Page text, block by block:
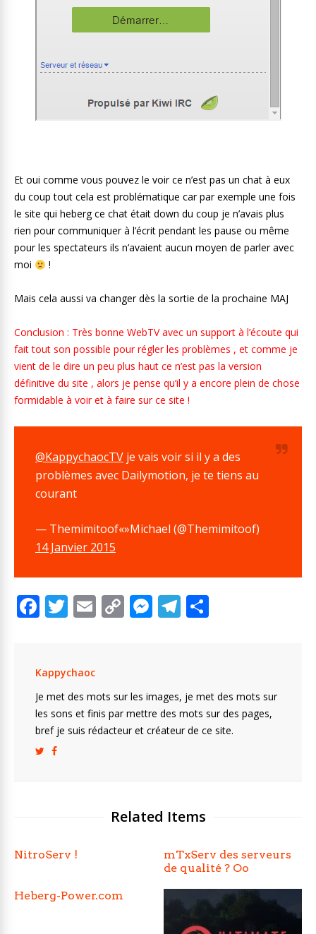
Et oui comme vous pouvez le voir ce n’est pas un chat à eux
du coup tout cela est problématique car par exemple une fois
le site qui heberg ce chat était down du coup je n’avais plus
rien pour communiquer à l’écrit pendant les pause ou même
pour les spectateurs ils n’avaient aucun moyen de parler avec
moi
!
Mais cela aussi va changer dès la sortie de la prochaine MAJ
Conclusion : Très bonne WebTV avec un support à l’écoute qui
fait tout son possible pour régler les problèmes , et comme je
vient de le dire un peu plus haut ce n’est pas la version
définitive du site , alors je pense qu’il y a encore plein de chose
formidable à voir et à faire sur ce site !
@KappychaocTV je vais voir si il y a des
problèmes avec Dailymotion, je te tiens au
courant
— Themimitoof«»Michael (@Themimitoof)
14 Janvier 2015
F
b
o
o
k
T
er
E C
Li
n
k
M
n
g
er
T
a
m
er
Kappychaoc
Je met des mots sur les images, je met des mots sur
les sons et finis par mettre des mots sur des pages,
bref je suis rédacteur et créateur de ce site.
Related Items
NitroServ !
mTxServ des serveurs
de qualité ? Oo
Heberg-Power.com